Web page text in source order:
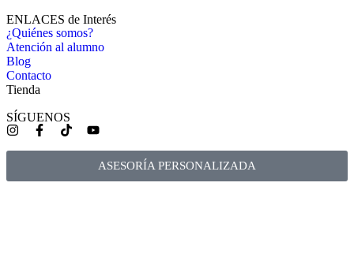
ENLACES de Interés
¿Quiénes somos?
Atención al alumno
Blog
Contacto
Tienda
SÍGUENOS
ASESORÍA PERSONALIZADA